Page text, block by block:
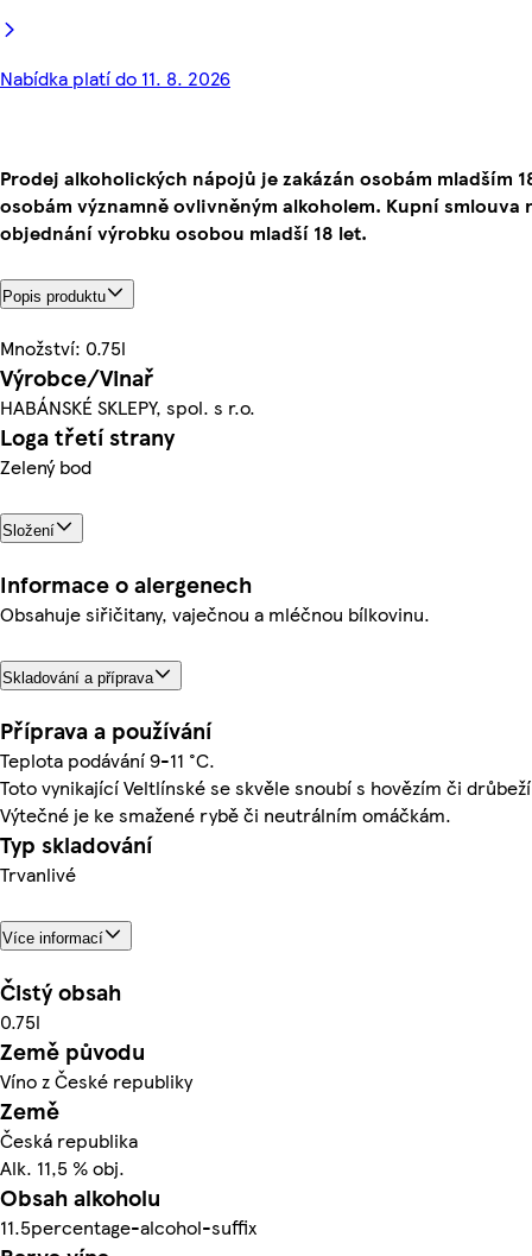
Nabídka platí do 11. 8. 2026
Prodej alkoholických nápojů je zakázán osobám mladším
osobám významně ovlivněným alkoholem. Kupní smlouva
objednání výrobku osobou mladší 18 let.
Popis produktu
Množství: 0.75l
Výrobce/Vinař
HABÁNSKÉ SKLEPY, spol. s r.o.
Loga třetí strany
Zelený bod
Složení
Informace o alergenech
Obsahuje siřičitany, vaječnou a mléčnou bílkovinu.
Skladování a příprava
Příprava a používání
Teplota podávání 9-11 °C.
Toto vynikající Veltlínské se skvěle snoubí s hovězím či
Výtečné je ke smažené rybě či neutrálním omáčkám.
Typ skladování
Trvanlivé
Více informací
Čistý obsah
0.75l
Země původu
Víno z České republiky
Země
Česká republika
Alk. 11,5 % obj.
Obsah alkoholu
11.5percentage-alcohol-suffix